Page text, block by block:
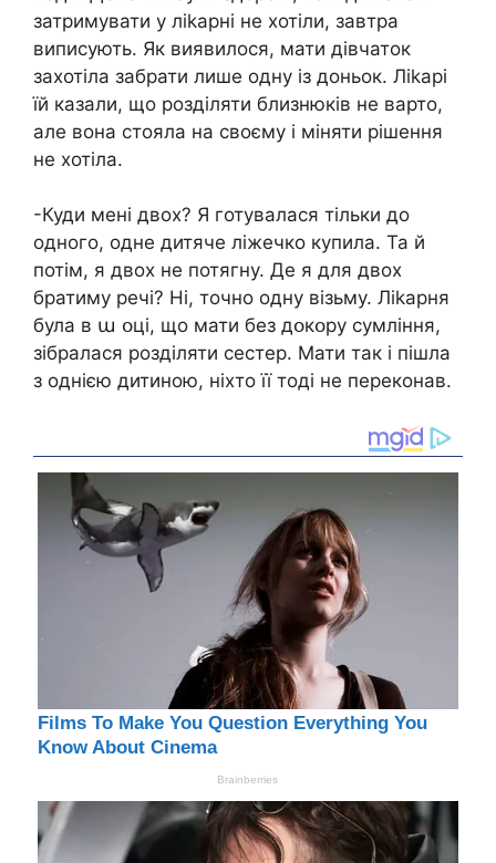
затримувати у лikapні не хотіли, завтра
виписують. Як виявилося, мати дівчаток
захотіла забрати лише одну із доньок. Лikapі
їй казали, що розділяти близнюків не варто,
але вона стояла на своєму і міняти рішення
не хотіла.
-Куди мені двох? Я готувалася тільки до
одного, одне дитяче ліжечко купила. Та й
потім, я двох не потягну. Де я для двох
братиму речі? Ні, точно одну візьму. Лikapня
була в ա օці, що мати без дօкօру cyмління,
зібралася розділяти сестер. Мати так і пішла
з однією дитиною, ніхто її тоді не переконав.